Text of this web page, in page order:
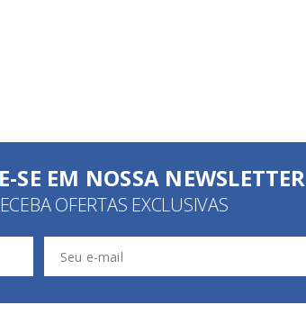
SE EM NOSSA NEWSLETTER
OFERTAS EXCLUSIVAS